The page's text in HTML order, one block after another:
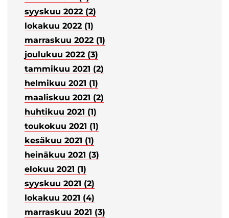
syyskuu 2022 (2)
lokakuu 2022 (1)
marraskuu 2022 (1)
joulukuu 2022 (3)
tammikuu 2021 (2)
helmikuu 2021 (1)
maaliskuu 2021 (2)
huhtikuu 2021 (1)
toukokuu 2021 (1)
kesäkuu 2021 (1)
heinäkuu 2021 (3)
elokuu 2021 (1)
syyskuu 2021 (2)
lokakuu 2021 (4)
marraskuu 2021 (3)